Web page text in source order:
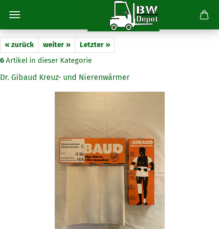
« zurück weiter »
Letzter »
6 Artikel in dieser Kategorie
Dr. Gibaud Kreuz- und Nierenwärmer